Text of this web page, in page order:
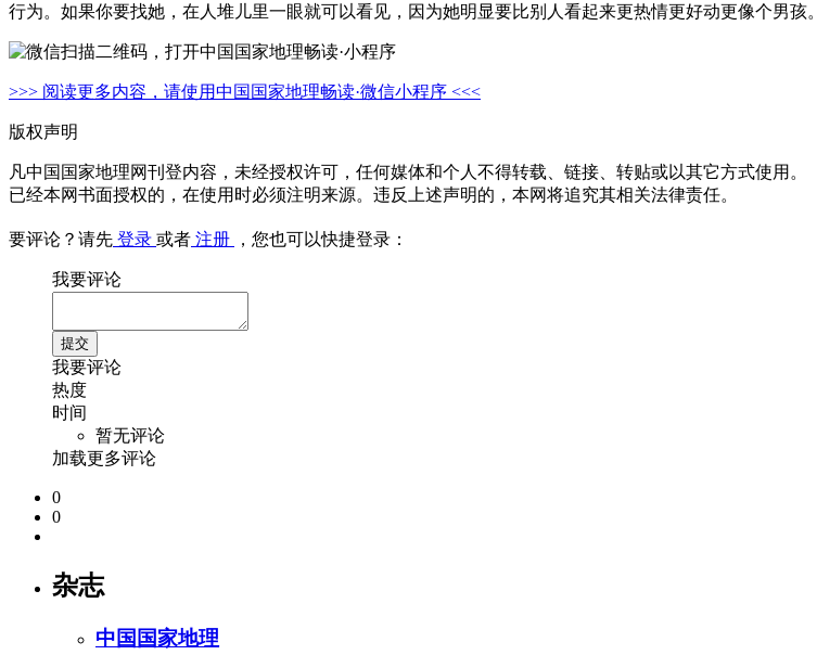
行为。如果你要找她，在人堆儿里一眼就可以看见，因为她明显要比别人看起来更热情更好动更像个男孩。
>>> 阅读更多内容，请使用中国国家地理畅读·微信小程序 <<<
版权声明
凡中国国家地理网刊登内容，未经授权许可，任何媒体和个人不得转载、链接、转贴或以其它方式使用。
已经本网书面授权的，在使用时必须注明来源。违反上述声明的，本网将追究其相关法律责任。
要评论？请先 登录 或者 注册 ，您也可以快捷登录：
我要评论
我要评论
热度
时间
暂无评论
加载更多评论
0
0
杂志
中国国家地理